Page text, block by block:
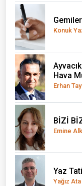
Konuk
Hava
Erhan
BİZİ
Emine
Yaz
Yağız Ata